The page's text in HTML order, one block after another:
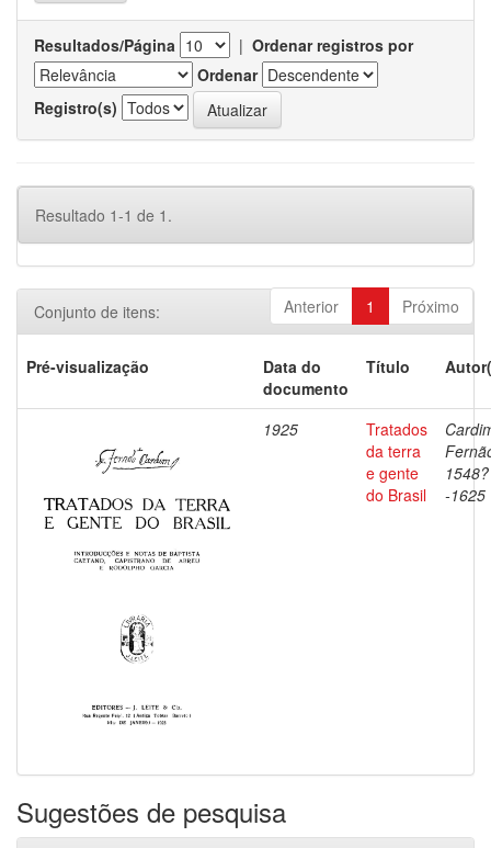
Resultados/Página | Ordenar registros por
Ordenar
Registro(s)
Resultado 1-1 de 1.
Anterior 1 Próximo
Conjunto de itens:
Pré-visualização
Data do
documento
Título
1925
Tratados
da terra
e gente
do Brasil
1548?
-1625
Sugestões de pesquisa